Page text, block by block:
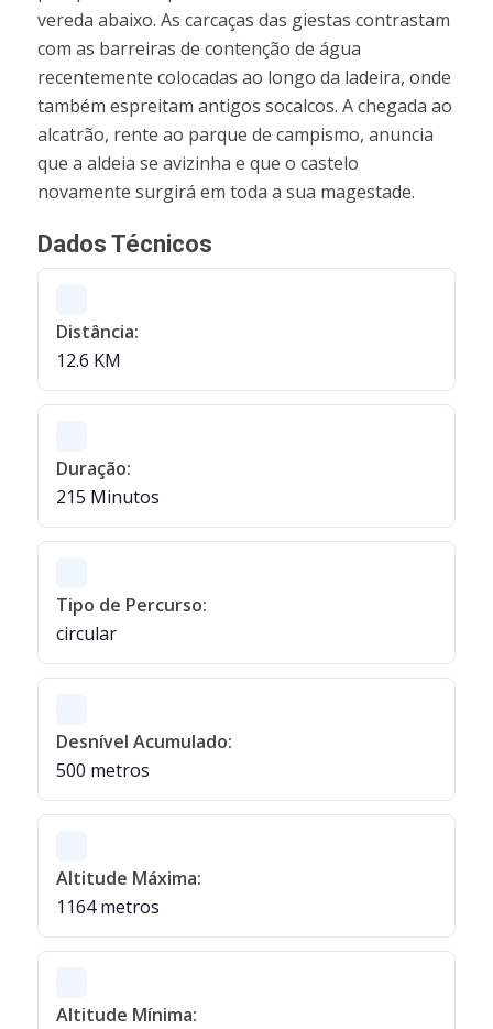
vereda abaixo. As carcaças das giestas contrastam
com as barreiras de contenção de água
recentemente colocadas ao longo da ladeira, onde
também espreitam antigos socalcos. A chegada ao
alcatrão, rente ao parque de campismo, anuncia
que a aldeia se avizinha e que o castelo
novamente surgirá em toda a sua magestade.
Dados Técnicos
Distância:
12.6 KM
Duração:
215 Minutos
Tipo de Percurso:
circular
Desnível Acumulado:
500 metros
Altitude Máxima:
1164 metros
Altitude Mínima: